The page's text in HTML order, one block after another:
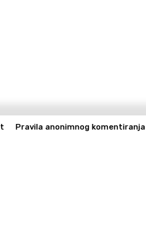
Pravila anonimnog komentiranja